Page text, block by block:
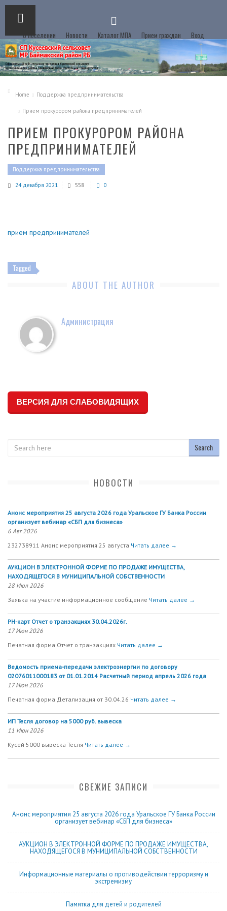
О поселении Новости Каталог МПА Прием граждан Вход
Home Поддержка предпринимательства
Прием прокурором района предпринимателей
ПРИЕМ ПРОКУРОРОМ РАЙОНА
ПРЕДПРИНИМАТЕЛЕЙ
Поддержка предпринимательства
24 декабря 2021 558 0
прием предпринимателей
Tagged
ABOUT THE AUTHOR
Администрация
ВЕРСИЯ ДЛЯ СЛАБОВИДЯЩИХ
НОВОСТИ
Анонс мероприятия 25 августа 2026 года Уральское ГУ Банка России
организует вебинар «СБП для бизнеса»
6 Авг 2026
232738911 Анонс мероприятия 25 августа Читать далее →
АУКЦИОН В ЭЛЕКТРОННОЙ ФОРМЕ ПО ПРОДАЖЕ ИМУЩЕСТВА,
НАХОДЯЩЕГОСЯ В МУНИЦИПАЛЬНОЙ СОБСТВЕННОСТИ
28 Июл 2026
Заявка на участие информационное сообщение Читать далее →
РН-карт Отчет о транзакциях 30.04.2026г.
17 Июн 2026
Печатная форма Отчет о транзакциях Читать далее →
Ведомость приема-передачи электроэнергии по договору
02076011000183 от 01.01.2014 Расчетный период апрель 2026 года
17 Июн 2026
Печатная форма Детализация от 30.04.26 Читать далее →
ИП Тесля договор на 5000 руб. вывеска
11 Июн 2026
Кусей 5000 вывеска Тесля Читать далее →
СВЕЖИЕ ЗАПИСИ
Анонс мероприятия 25 августа 2026 года Уральское ГУ Банка России
организует вебинар «СБП для бизнеса»
АУКЦИОН В ЭЛЕКТРОННОЙ ФОРМЕ ПО ПРОДАЖЕ ИМУЩЕСТВА,
НАХОДЯЩЕГОСЯ В МУНИЦИПАЛЬНОЙ СОБСТВЕННОСТИ
Информационные материалы о противодействии терроризму и
экстремизму
Памятка для детей и родителей